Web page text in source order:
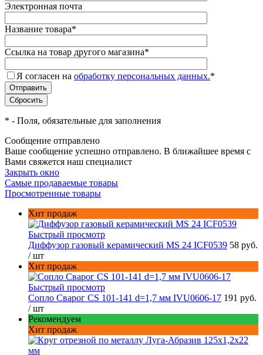
Электронная почта
Название товара*
Ссылка на товар другого магазина*
Я согласен на обработку персональных данных.*
* - Поля, обязательные для заполнения
Сообщение отправлено
Ваше сообщение успешно отправлено. В ближайшее время с
Вами свяжется наш специалист
Закрыть окно
Самые продаваемые товары
Просмотренные товары
Хит продаж
Быстрый просмотр
Диффузор газовый керамический MS 24 ICF0539 58 руб.
/ шт
Хит продаж
Быстрый просмотр
Сопло Сварог CS 101-141 d=1,7 мм IVU0606-17 191 руб.
/ шт
Рекомендуем
Хит продаж